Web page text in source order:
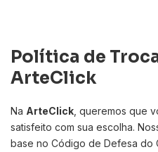
Política de
ArteClick
Na ArteClick , queremos que
satisfeito com sua escolha.
base no Código de Defesa do